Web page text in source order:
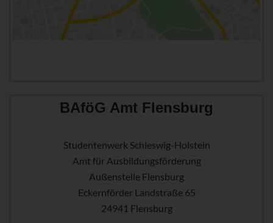
BAföG Amt Flensburg
Studentenwerk Schleswig-Holstein
Amt für Ausbildungsförderung
Außenstelle Flensburg
Eckernförder Landstraße 65
24941 Flensburg